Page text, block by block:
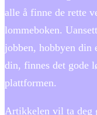
alle å finne de rette
lommeboken.
jobben, hobbyen din
din, finnes det gode
plattformen.
Artikkelen vil ta deg